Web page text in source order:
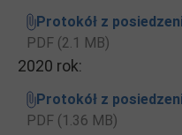
Protokół z
PDF (2.1 MB)
2020 rok:
Protokół z
PDF (1.36 MB)